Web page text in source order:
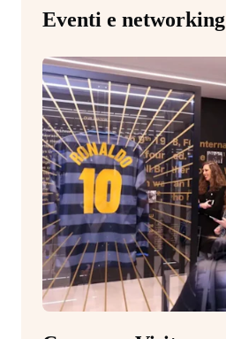
Eventi e networking